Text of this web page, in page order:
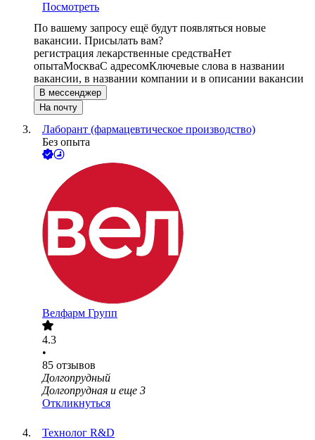
Посмотреть
По вашему запросу ещё будут появляться новые
вакансии. Присылать вам?
регистрация лекарственные средстваНет
опытаМоскваС адресомКлючевые слова в названии
вакансии, в названии компании и в описании вакансии
В мессенджер
На почту
Лаборант (фармацевтическое производство)
Без опыта
Велфарм Групп
4.3
•
85 отзывов
Долгопрудный
Долгопрудная и еще 3
Откликнуться
Технолог R&D